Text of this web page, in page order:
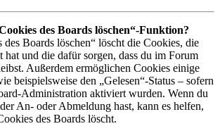
des Boards löschen“-Funktion?
Boards löschen“ löscht die Cookies, die
hat und die dafür sorgen, dass du im Forum
Außerdem ermöglichen Cookies einige
beispielsweise den „Gelesen“-Status – sofern
Administration aktiviert wurden. Wenn du
An- oder Abmeldung hast, kann es helfen,
des Boards löscht.